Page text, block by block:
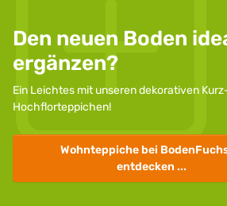
Den neuen Boden
ergänzen?
Ein Leichtes mit unseren dekorativen
Hochflorteppichen!
Wohnteppichebei
entdecken ...